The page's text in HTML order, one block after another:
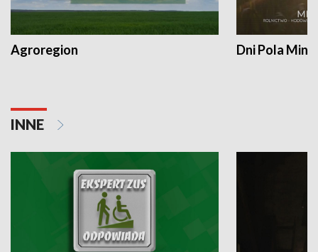
Agroregion Dni Pola
INNE